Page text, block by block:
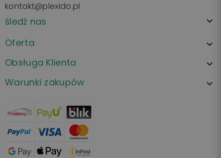
kontakt@plexido.pl
śledź nas 
Oferta 
Obsługa Klienta 
Warunki zakupów 